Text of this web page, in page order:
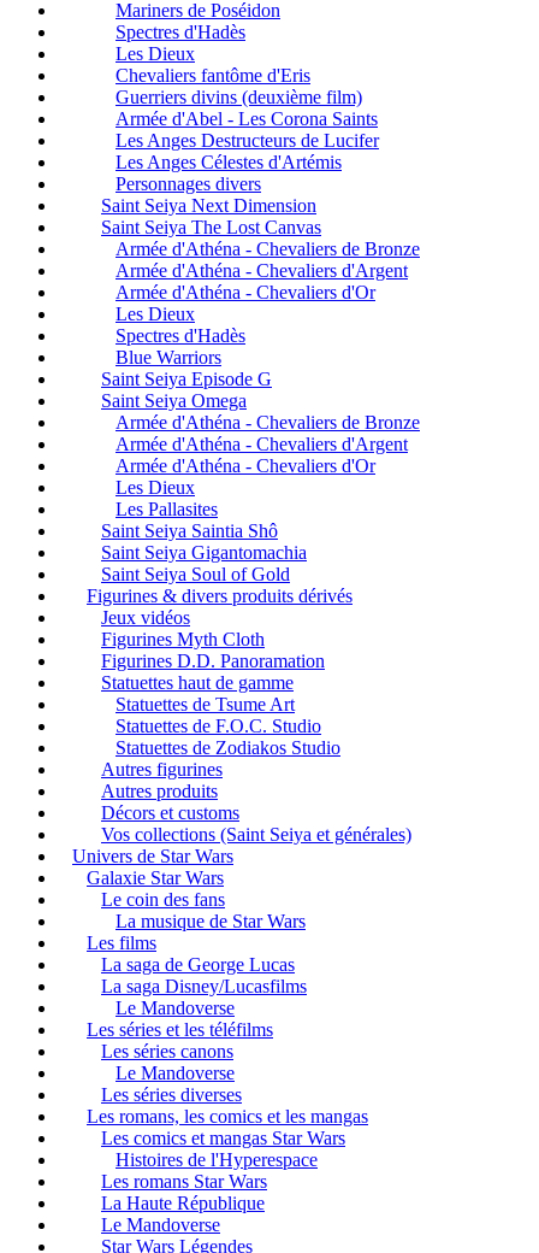
Mariners de Poséidon
Spectres d'Hadès
Les Dieux
Chevaliers fantôme d'Eris
Guerriers divins (deuxième film)
Armée d'Abel - Les Corona Saints
Les Anges Destructeurs de Lucifer
Les Anges Célestes d'Artémis
Personnages divers
Saint Seiya Next Dimension
Saint Seiya The Lost Canvas
Armée d'Athéna - Chevaliers de Bronze
Armée d'Athéna - Chevaliers d'Argent
Armée d'Athéna - Chevaliers d'Or
Les Dieux
Spectres d'Hadès
Blue Warriors
Saint Seiya Episode G
Saint Seiya Omega
Armée d'Athéna - Chevaliers de Bronze
Armée d'Athéna - Chevaliers d'Argent
Armée d'Athéna - Chevaliers d'Or
Les Dieux
Les Pallasites
Saint Seiya Saintia Shô
Saint Seiya Gigantomachia
Saint Seiya Soul of Gold
Figurines & divers produits dérivés
Jeux vidéos
Figurines Myth Cloth
Figurines D.D. Panoramation
Statuettes haut de gamme
Statuettes de Tsume Art
Statuettes de F.O.C. Studio
Statuettes de Zodiakos Studio
Autres figurines
Autres produits
Décors et customs
Vos collections (Saint Seiya et générales)
Univers de Star Wars
Galaxie Star Wars
Le coin des fans
La musique de Star Wars
Les films
La saga de George Lucas
La saga Disney/Lucasfilms
Le Mandoverse
Les séries et les téléfilms
Les séries canons
Le Mandoverse
Les séries diverses
Les romans, les comics et les mangas
Les comics et mangas Star Wars
Histoires de l'Hyperespace
Les romans Star Wars
La Haute République
Le Mandoverse
Star Wars Légendes